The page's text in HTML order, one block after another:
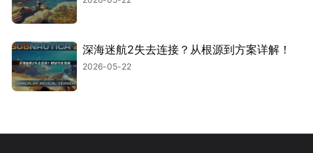
深海迷航2失去连接？从根源到方案详解！
2026-05-22